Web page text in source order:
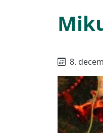
Hlavný
8.